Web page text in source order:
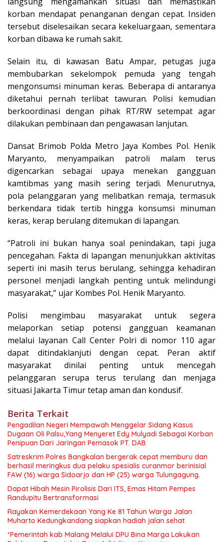
korban mendapat penanganan dengan cepat. Insiden
tersebut diselesaikan secara kekeluargaan, sementara
korban dibawa ke rumah sakit.
Selain itu, di kawasan Batu Ampar, petugas juga
membubarkan sekelompok pemuda yang tengah
mengonsumsi minuman keras. Beberapa di antaranya
diketahui pernah terlibat tawuran. Polisi kemudian
berkoordinasi dengan pihak RT/RW setempat agar
dilakukan pembinaan dan pengawasan lanjutan.
Dansat Brimob Polda Metro Jaya Kombes Pol. Henik
Maryanto, menyampaikan patroli malam terus
digencarkan sebagai upaya menekan gangguan
kamtibmas yang masih sering terjadi. Menurutnya,
pola pelanggaran yang melibatkan remaja, termasuk
berkendara tidak tertib hingga konsumsi minuman
keras, kerap berulang ditemukan di lapangan.
“Patroli ini bukan hanya soal penindakan, tapi juga
pencegahan. Fakta di lapangan menunjukkan aktivitas
seperti ini masih terus berulang, sehingga kehadiran
personel menjadi langkah penting untuk melindungi
masyarakat,” ujar Kombes Pol. Henik Maryanto.
Polisi mengimbau masyarakat untuk segera
melaporkan setiap potensi gangguan keamanan
melalui layanan Call Center Polri di nomor 110 agar
dapat ditindaklanjuti dengan cepat. Peran aktif
masyarakat dinilai penting untuk mencegah
pelanggaran serupa terus terulang dan menjaga
situasi Jakarta Timur tetap aman dan kondusif.
Berita Terkait
Pengadilan Negeri Mempawah Menggelar Sidang Kasus
Dugaan Oli Palsu,Yang Menyeret Edy Mulyadi Sebagai Korban
Penipuan Dari Jaringan Pemasok PT. DAB
Satreskrim Polres Bangkalan bergerak cepat memburu dan
berhasil meringkus dua pelaku spesialis curanmor berinisial
FAW (16) warga Sidoarjo dan HP (25) warga Tulungagung.
Dapat Hibah Mesin Pirolisis Dari ITS, Emas Hitam Pempes
Randupitu Bertransformasi
Rayakan Kemerdekaan Yang Ke 81 Tahun Warga Jalan
Muharto Kedungkandang siapkan hadiah jalan sehat
*Pemerintah kab Malang Melalui DPU Bina Marga Lakukan